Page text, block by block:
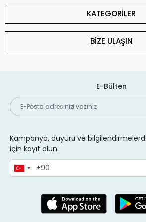
KATEGORİLER
BİZE ULAŞIN
E-Bülten
Kampanya, duyuru ve
için kayıt olun.